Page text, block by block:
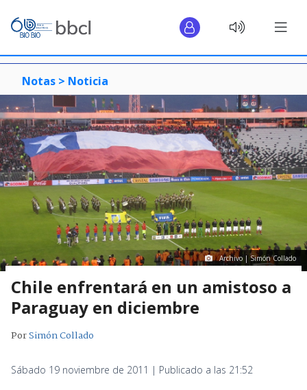
Notas > Noticia
Archivo | Simón Collado
Chile enfrentará en un amistoso a
Paraguay en diciembre
PorSimón Collado
Sábado 19 noviembre de 2011 | Publicado a las 21:52